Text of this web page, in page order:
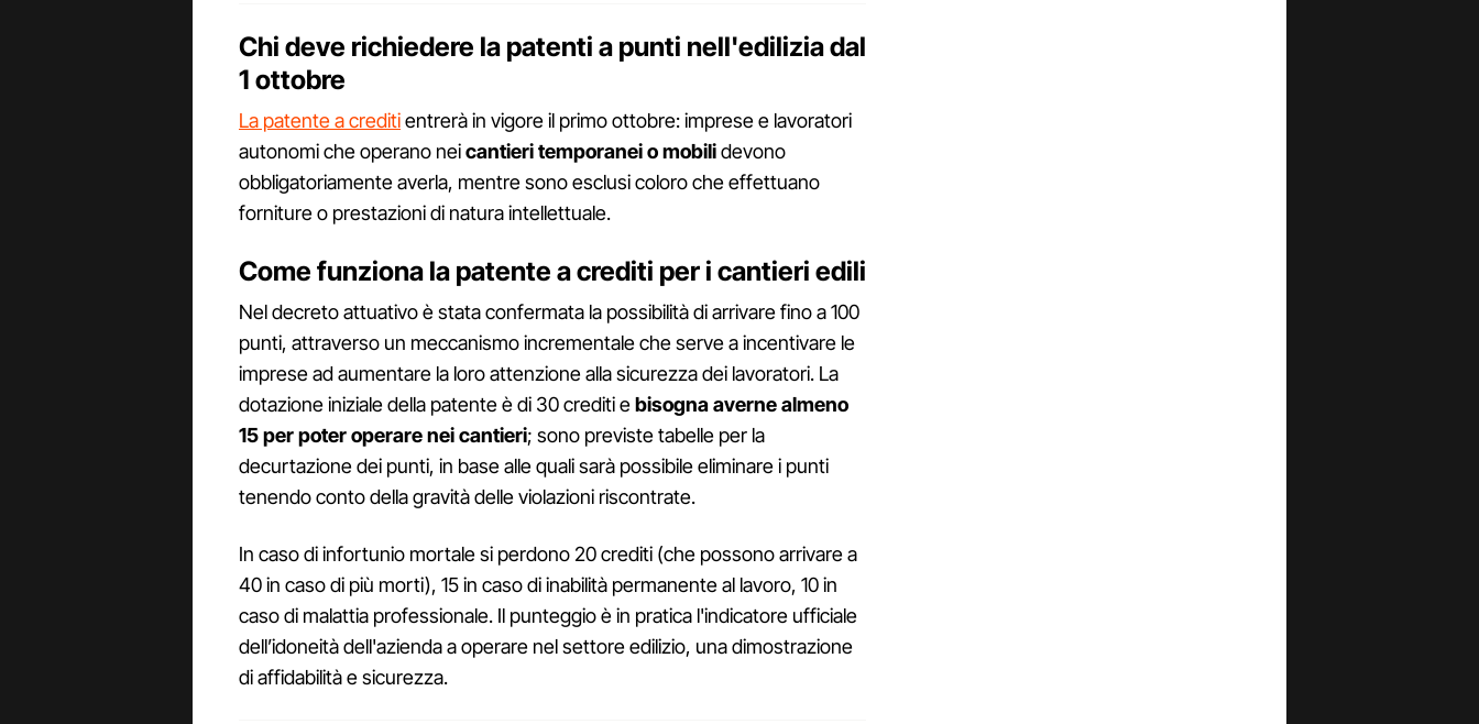
Chi deve richiedere la patenti a punti nell'edilizia dal
1 ottobre
La patente a creditientrerà in vigore il primo ottobre: imprese e lavoratori
autonomi che operano neicantieri temporanei o mobilidevono
obbligatoriamente averla, mentre sono esclusi coloro che effettuano
forniture o prestazioni di natura intellettuale.
Come funziona la patente a crediti per i cantieri edili
Nel decreto attuativo è stata confermata la possibilità di arrivare fino a 100
punti, attraverso un meccanismo incrementale che serve a incentivare le
imprese ad aumentare la loro attenzione alla sicurezza dei lavoratori. La
dotazione iniziale della patente è di 30 crediti ebisogna averne almeno
15 per poter operare nei cantieri; sono previste tabelle per la
decurtazione dei punti, in base alle quali sarà possibile eliminare i punti
tenendo conto della gravità delle violazioni riscontrate.
In caso di infortunio mortale si perdono 20 crediti (che possono arrivare a
40 in caso di più morti), 15 in caso di inabilità permanente al lavoro, 10 in
caso di malattia professionale. Il punteggio è in pratica l'indicatore ufficiale
dell’idoneità dell'azienda a operare nel settore edilizio, una dimostrazione
di affidabilità e sicurezza.